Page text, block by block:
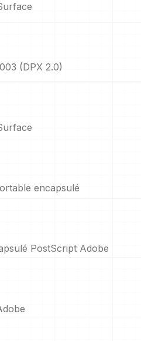
(DPX 2.0)
encapsulé
PostScript Adobe